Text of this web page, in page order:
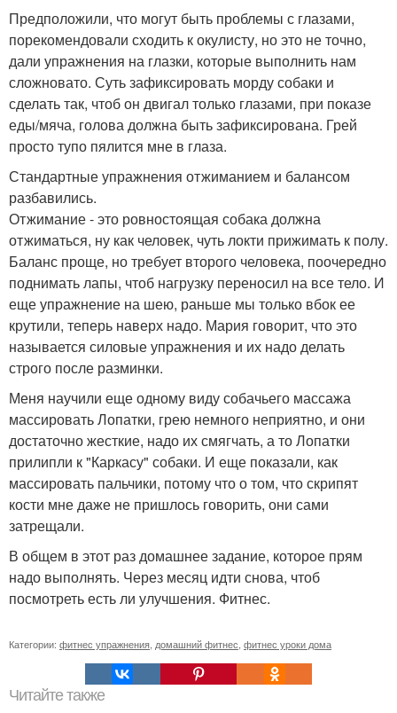
Предположили, что могут быть проблемы с глазами,
порекомендовали сходить к окулисту, но это не точно,
дали упражнения на глазки, которые выполнить нам
сложновато. Суть зафиксировать морду собаки и
сделать так, чтоб он двигал только глазами, при показе
еды/мяча, голова должна быть зафиксирована. Грей
просто тупо пялится мне в глаза.
Стандартные упражнения отжиманием и балансом
разбавились.
Отжимание - это ровностоящая собака должна
отжиматься, ну как человек, чуть локти прижимать к полу.
Баланс проще, но требует второго человека, поочередно
поднимать лапы, чтоб нагрузку переносил на все тело. И
еще упражнение на шею, раньше мы только вбок ее
крутили, теперь наверх надо. Мария говорит, что это
называется силовые упражнения и их надо делать
строго после разминки.
Меня научили еще одному виду собачьего массажа
массировать Лопатки, грею немного неприятно, и они
достаточно жесткие, надо их смягчать, а то Лопатки
прилипли к "Каркасу" собаки. И еще показали, как
массировать пальчики, потому что о том, что скрипят
кости мне даже не пришлось говорить, они сами
затрещали.
В общем в этот раз домашнее задание, которое прям
надо выполнять. Через месяц идти снова, чтоб
посмотреть есть ли улучшения. Фитнес.
Категории: фитнес упражнения домашний фитнес фитнес уроки дома
Читайте также